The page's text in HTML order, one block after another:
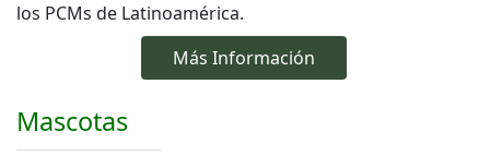
los PCMs de Latinoamérica.
Más Información
Mascotas